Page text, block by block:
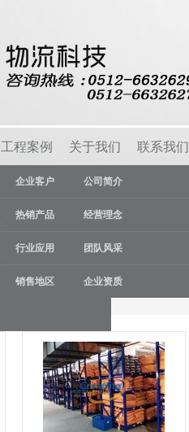
工程案例
企业客户
热销产品
行业应用
销售地区
关于我们
公司简介
经营理念
团队风采
企业资质
联系我们